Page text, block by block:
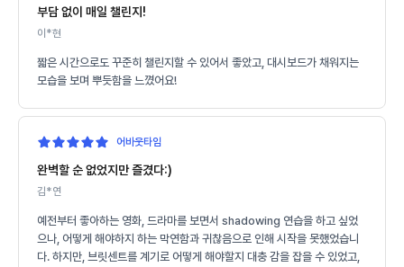
부담 없이 매일 챌린지!
이*현
짧은 시간으로도 꾸준히 챌린지할 수 있어서 좋았고, 대시보드가 채워지는
모습을 보며 뿌듯함을 느꼈어요!
어바웃타임
완벽할 순 없었지만 즐겼다:)
김*연
예전부터 좋아하는 영화, 드라마를 보면서 shadowing 연습을 하고 싶었
으나, 어떻게 해야하지 하는 막연함과 귀찮음으로 인해 시작을 못했었습니
다. 하지만, 브릿센트를 계기로 어떻게 해야할지 대충 감을 잡을 수 있었고,